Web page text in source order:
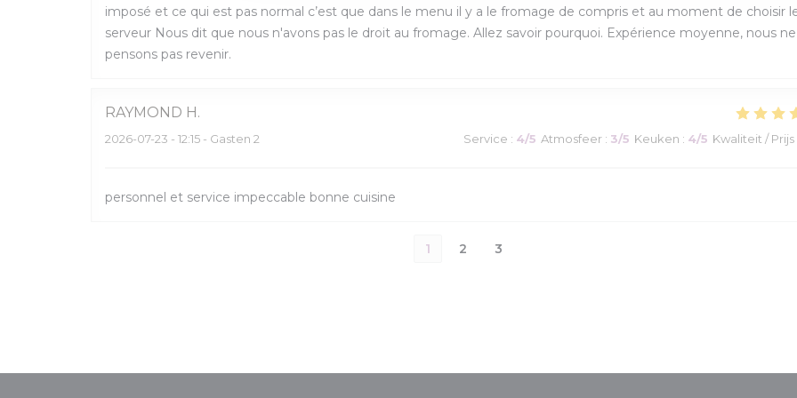
imposé et ce qui est pas normal c’est que dans le menu il y a le fromage de compris et au moment de choisir
serveur Nous dit que nous n'avons pas le droit au fromage. Allez savoir pourquoi. Expérience moyenne, nous ne
pensons pas revenir.
RAYMOND H
2026-07-23 - 12:15 - Gasten 2 Service : 4/5 Atmosfeer : 3/5 Keuken : 4/5 Kwaliteit / Prijs
personnel et service impeccable bonne cuisine
1 2 3